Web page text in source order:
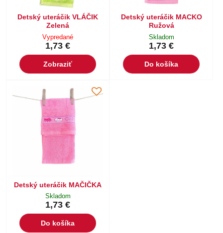
Detský uteráčik VLÁČIK
Zelená
Vypredané
1,73 €
Zobraziť
Detský uteráčik MACKO
Ružová
Skladom
1,73 €
Do košíka
Detský uteráčik MAČIČKA
Skladom
1,73 €
Do košíka